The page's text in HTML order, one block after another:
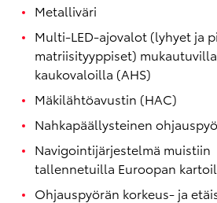
Metalliväri
Multi-LED-ajovalot (lyhyet ja
matriisityyppiset) mukautuvilla
kaukovaloilla (AHS)
Mäkilähtöavustin (HAC)
Nahkapäällysteinen
Navigointijärjestelmä muistiin
tallennetuilla Euroopan
Ohjauspyörän korkeus- ja